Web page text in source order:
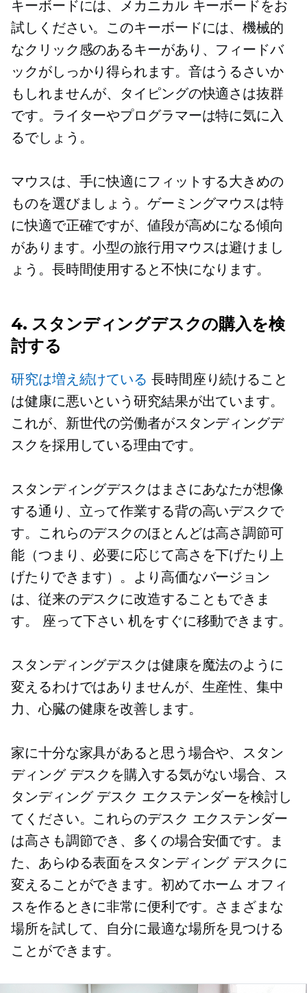
キーボードには、メカニカル キーボードをお
試しください。このキーボードには、機械的
なクリック感のあるキーがあり、フィードバ
ックがしっかり得られます。音はうるさいか
もしれませんが、タイピングの快適さは抜群
です。ライターやプログラマーは特に気に入
るでしょう。
マウスは、手に快適にフィットする大きめの
ものを選びましょう。ゲーミングマウスは特
に快適で正確ですが、値段が高めになる傾向
があります。小型の旅行用マウスは避けまし
ょう。長時間使用すると不快になります。
4. スタンディングデスクの購入を検
討する
研究は増え続けている 長時間座り続けること
は健康に悪いという研究結果が出ています。
これが、新世代の労働者がスタンディングデ
スクを採用している理由です。
スタンディングデスクはまさに​​あなたが想像
する通り、立って作業する背の高いデスクで
す。これらのデスクのほとんどは高さ調節可
能（つまり、必要に応じて高さを下げたり上
げたりできます）。より高価なバージョン
は、従来のデスクに改造することもできま
す。
座って下さい 机をすぐに移動できます。
スタンディングデスクは健康を魔法のように
変えるわけではありませんが、生産性、集中
力、心臓の健康を改善します。
家に十分な家具があると思う場合や、スタン
ディング デスクを購入する気がない場合、ス
タンディング デスク エクステンダーを検討し
てください。これらのデスク エクステンダー
は高さも調節でき、多くの場合安価です。ま
た、あらゆる表面をスタンディング デスクに
変えることができます。初めてホーム オフィ
スを作るときに非常に便利です。さまざまな
場所を試して、自分に最適な場所を見つける
ことができます。